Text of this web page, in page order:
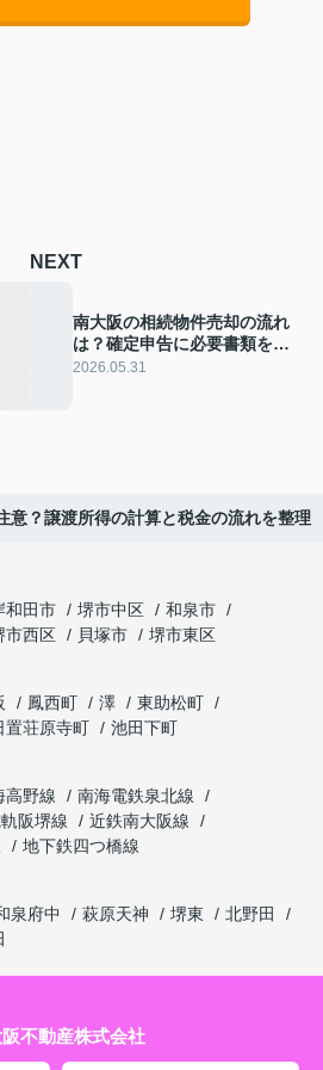
NEXT
南大阪の相続物件売却の流れ
は？確定申告に必要書類をそ
ろえる方法
2026.05.31
意？譲渡所得の計算と税金の流れを整理
和田市 堺市中区
和泉市
市西区 貝塚市
堺市東区
鳳西町 澤
東助松町
置荘原寺町
池田下町
高野線
南海電鉄泉北線
阪堺線
近鉄南大阪線
地下鉄四つ橋線
泉府中 萩原天神 堺東
北野田
不動産株式会社